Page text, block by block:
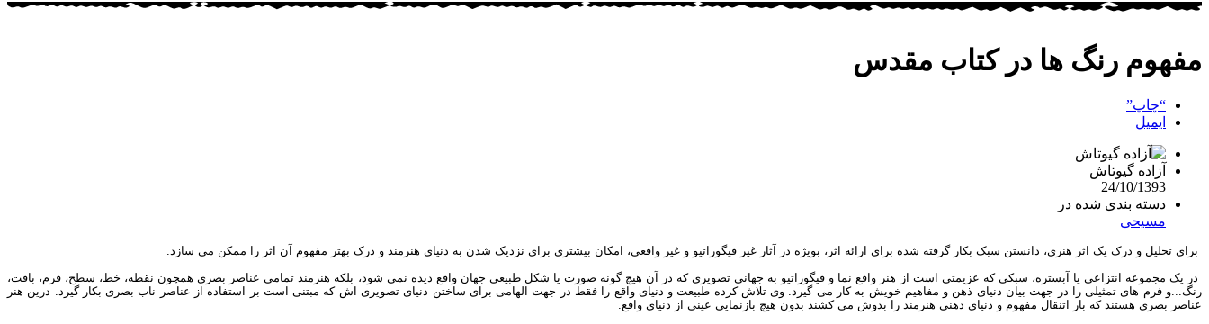
مفهوم رنگ ها در کتاب مقدس
“چاپ”
ایمیل
آزاده گیوتاش
24/10/1393
دسته بندی شده در
مسیحی
‫ برای تحلیل و درک یک اثر هنری، دانستن سبک بکار گرفته شده برای ارائه اثر، بویژه در آثار غیر فیگوراتیو و غیر واقعی، امکان بیشتری برای نزدیک شدن به دنیای هنرمند و درک بهتر مفهوم آن اثر را ممکن می سازد.
در یک مجموعه انتزاعی یا آبستره، سبکی که عزیمتی است از هنر واقع نما و فیگوراتیو به جهانی تصویری که در آن هیچ گونه صورت یا شکل طبیعی جهان واقع دیده نمی شود، بلکه هنرمند تمامی عناصر بصری همچون نقطه، خط، سطح، فرم، بافت،
رنگ...و فرم های تمثیلی را در جهت بیان دنیای ذهن و مفاهیم خویش به کار می گیرد. وی تلاش کرده طبیعت و دنیای واقع را فقط در جهت الهامی برای ساختن دنیای تصویری اش که مبتنی است بر استفاده از عناصر ناب بصری بکار گیرد. درین هنر
عناصر بصری هستند که بار اتنقال مفهوم و دنیای ذهنی هنرمند را بدوش می کشند بدون هیچ بازنمایی عینی از دنیای واقع.‬